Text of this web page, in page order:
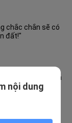
chắc chắn sẽ có
đất!"
thế giới mạng của
nội dung